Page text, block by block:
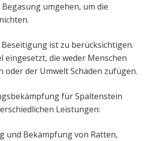
umgehen, um die
ist zu berücksichtigen.
eingesetzt, die weder Menschen
oder der Umwelt Schaden zufügen.
für Spaltenstein
Leistungen:
und Bekämpfung von Ratten,